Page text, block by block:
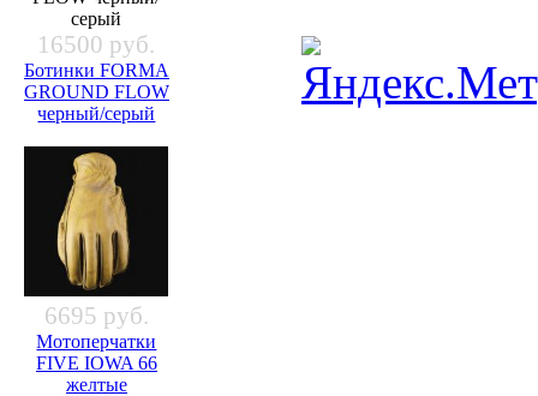
16500 руб.
Ботинки FORMA
GROUND FLOW
черный/серый
6695 руб.
Мотоперчатки
FIVE IOWA 66
желтые